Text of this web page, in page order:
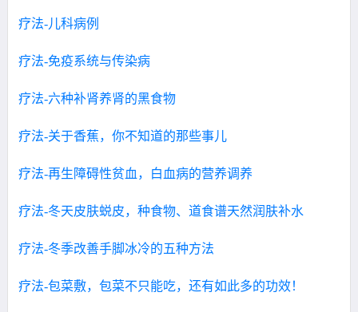
疗法-儿科病例
疗法-免疫系统与传染病
疗法-六种补肾养肾的黑食物
疗法-关于香蕉，你不知道的那些事儿
疗法-再生障碍性贫血，白血病的营养调养
疗法-冬天皮肤蜕皮，种食物、道食谱天然润肤补水
疗法-冬季改善手脚冰冷的五种方法
疗法-包菜敷，包菜不只能吃，还有如此多的功效！